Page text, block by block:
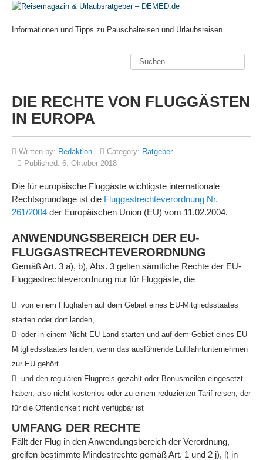
Informationen und Tipps zu Pauschalreisen und Urlaubsreisen
DIE RECHTE VON FLUGGÄSTEN
IN EUROPA
Written by: Redaktion Category: Ratgeber
Published: 6. Oktober 2018
Die für europäische Fluggäste wichtigste internationale
Rechtsgrundlage ist die Fluggastrechteverordnung Nr.
261/2004 der Europäischen Union (EU) vom 11.02.2004.
ANWENDUNGSBEREICH DER EU-
FLUGGASTRECHTEVERORDNUNG
Gemäß Art. 3 a), b), Abs. 3 gelten sämtliche Rechte der EU-
Fluggastrechteverordnung nur für Fluggäste, die
von einem Flughafen auf dem Gebiet eines EU-Mitgliedsstaates
starten oder dort landen,
oder in einem Nicht-EU-Land starten und auf dem Gebiet eines EU-
Mitgliedsstaates landen, wenn das ausführende Luftfahrtunternehmen
zur EU gehört
und den regulären Flugpreis gezahlt oder Bonusmeilen eingesetzt
haben, also nicht kostenlos oder zu einem reduzierten Tarif reisen, der
für die Öffentlichkeit nicht verfügbar ist
UMFANG DER RECHTE
Fällt der Flug in den Anwendungsbereich der Verordnung,
greifen bestimmte Mindestrechte gemäß Art. 1 und 2 j), l) in